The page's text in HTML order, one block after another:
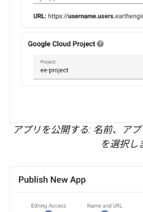
アプリを公開する: 名前、ア
を選択し